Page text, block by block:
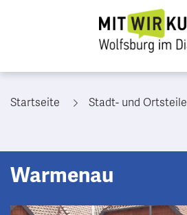
Startseite Stadt- und Ortsteile
Warmenau